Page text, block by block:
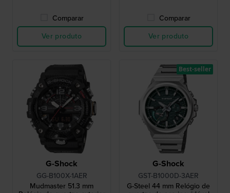
Comparar
Ver produto
Comparar
Ver produto
G-Shock
GG-B100X-1AER
Mudmaster 51.3 mm
G-Shock
GST-B1000D-3AER
G-Steel 44 mm Relógio de
Best-seller